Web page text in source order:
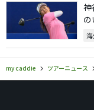
神
my caddie ツアーニュース